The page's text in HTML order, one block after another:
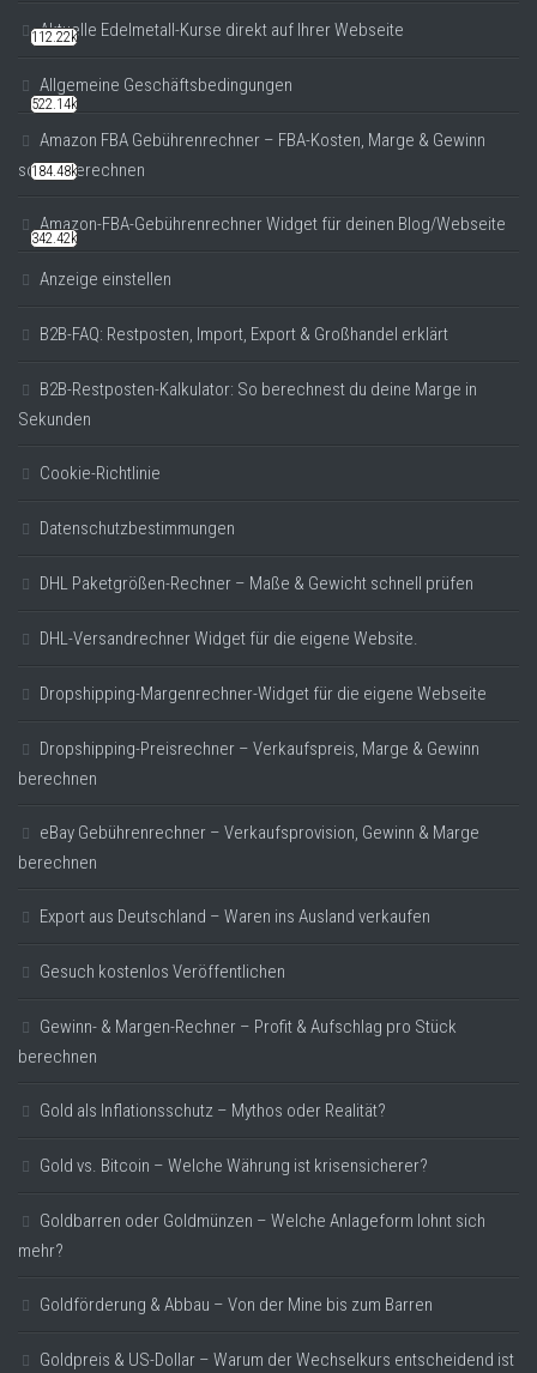
Aktuelle Edelmetall-Kurse direkt auf Ihrer Webseite
Allgemeine Geschäftsbedingungen
Amazon FBA Gebührenrechner – FBA-Kosten, Marge & Gewinn
sofort berechnen
Amazon-FBA-Gebührenrechner Widget für deinen Blog/Webseite
Anzeige einstellen
B2B-FAQ: Restposten, Import, Export & Großhandel erklärt
B2B-Restposten-Kalkulator: So berechnest du deine Marge in
Sekunden
Cookie-Richtlinie
Datenschutzbestimmungen
DHL Paketgrößen-Rechner – Maße & Gewicht schnell prüfen
DHL-Versandrechner Widget für die eigene Website.
Dropshipping-Margenrechner-Widget für die eigene Webseite
Dropshipping-Preisrechner – Verkaufspreis, Marge & Gewinn
berechnen
eBay Gebührenrechner – Verkaufsprovision, Gewinn & Marge
berechnen
Export aus Deutschland – Waren ins Ausland verkaufen
Gesuch kostenlos Veröffentlichen
Gewinn- & Margen-Rechner – Profit & Aufschlag pro Stück
berechnen
Gold als Inflationsschutz – Mythos oder Realität?
Gold vs. Bitcoin – Welche Währung ist krisensicherer?
Goldbarren oder Goldmünzen – Welche Anlageform lohnt sich
mehr?
Goldförderung & Abbau – Von der Mine bis zum Barren
Goldpreis & US-Dollar – Warum der Wechselkurs entscheidend ist
112.22k
522.14k
184.48k
342.42k